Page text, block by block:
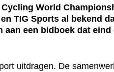
World
TIG Sports al bekend
een bidboek dat eind
uitdragen. De